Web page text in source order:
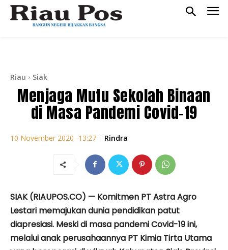
Riau Siak
Menjaga Mutu Sekolah Binaan
di Masa Pandemi Covid-19
10 November 2020 -13:27 | Rindra
SIAK (RIAUPOS.CO) — Komitmen PT Astra Agro
Lestari memajukan dunia pendidikan patut
diapresiasi. Meski di masa pandemi Covid-19 ini,
melalui anak perusahaannya PT Kimia Tirta Utama